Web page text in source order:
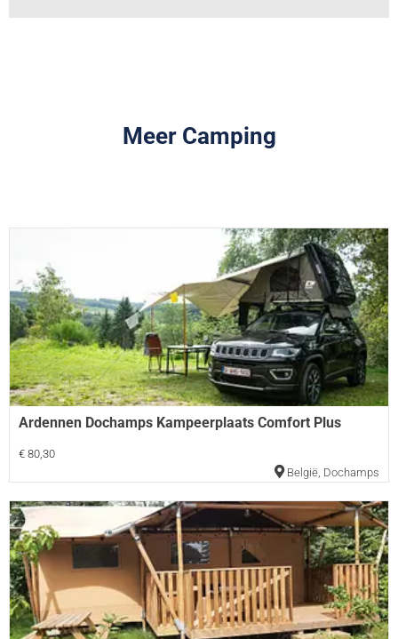
Meer Camping
Ardennen Dochamps Kampeerplaats Comfort Plus
€ 80,30
België Dochamps